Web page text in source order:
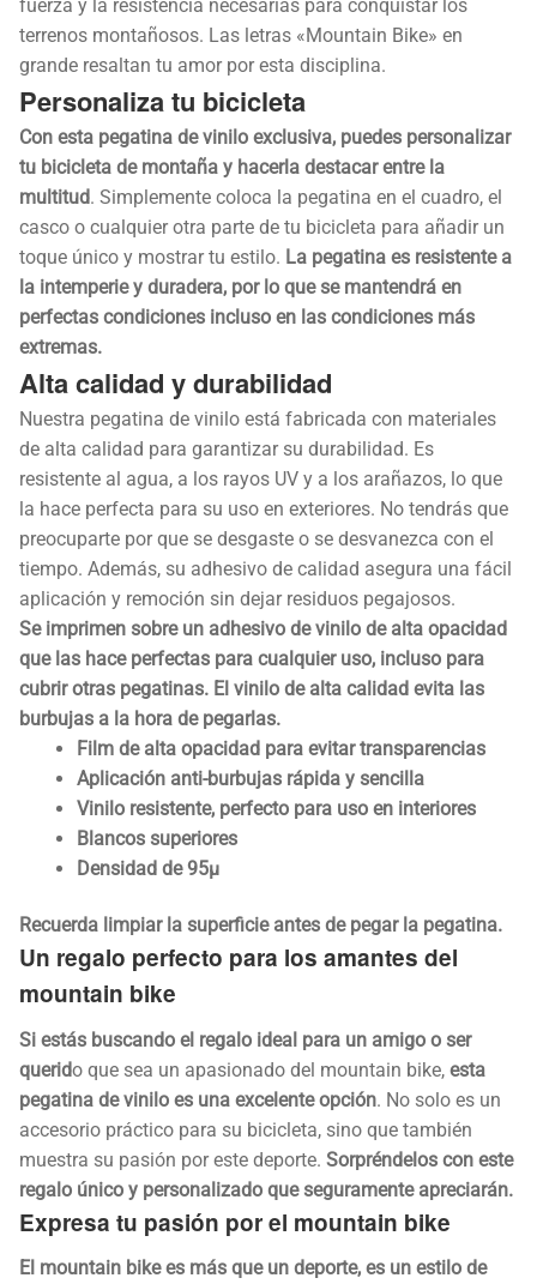
fuerza y la resistencia necesarias para conquistar los
terrenos montañosos. Las letras «Mountain Bike» en
grande resaltan tu amor por esta disciplina.
Personaliza tu bicicleta
Con esta pegatina de vinilo exclusiva, puedes personalizar
tu bicicleta de montaña y hacerla destacar entre la
multitud. Simplemente coloca la pegatina en el cuadro, el
casco o cualquier otra parte de tu bicicleta para añadir un
toque único y mostrar tu estilo. La pegatina es resistente a
la intemperie y duradera, por lo que se mantendrá en
perfectas condiciones incluso en las condiciones más
extremas.
Alta calidad y durabilidad
Nuestra pegatina de vinilo está fabricada con materiales
de alta calidad para garantizar su durabilidad. Es
resistente al agua, a los rayos UV y a los arañazos, lo que
la hace perfecta para su uso en exteriores. No tendrás que
preocuparte por que se desgaste o se desvanezca con el
tiempo. Además, su adhesivo de calidad asegura una fácil
aplicación y remoción sin dejar residuos pegajosos.
Se imprimen sobre un adhesivo de vinilo de alta opacidad
que las hace perfectas para cualquier uso, incluso para
cubrir otras pegatinas. El vinilo de alta calidad evita las
burbujas a la hora de pegarlas.
Film de alta opacidad para evitar transparencias
Aplicación anti-burbujas rápida y sencilla
Vinilo resistente, perfecto para uso en interiores
Blancos superiores
Densidad de 95µ
Recuerda limpiar la superficie antes de pegar la pegatina.
Un regalo perfecto para los amantes del
mountain bike
Si estás buscando el regalo ideal para un amigo o ser
querido que sea un apasionado del mountain bike, esta
pegatina de vinilo es una excelente opción. No solo es un
accesorio práctico para su bicicleta, sino que también
muestra su pasión por este deporte. Sorpréndelos con este
regalo único y personalizado que seguramente apreciarán.
Expresa tu pasión por el mountain bike
El mountain bike es más que un deporte, es un estilo de